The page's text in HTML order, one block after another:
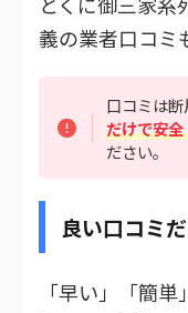
義の業者口コミ
口コミは
だけで安
ださい。
良い口コミ
「早い」「簡